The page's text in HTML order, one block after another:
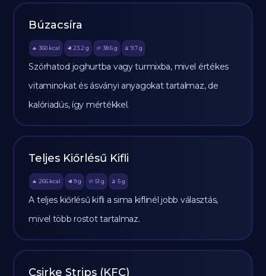
Búzacsíra
🔥 360 kcal 🥩 23.2 g 🥔 38.6g 🫒 9.7 g
Szórhatod joghurtba vagy turmixba, mivel értékes
vitaminokat és ásványi anyagokat tartalmaz, de
kalóriadús, így mértékkel.
Teljes Kiőrlésű Kifli
🔥 266 kcal 🥩 9 g 🥔 51 g 🫒 5 g
A teljes kiőrlésű kifli a sima kiflinél jobb választás,
mivel több rostot tartalmaz.
Csirke Strips (KFC)